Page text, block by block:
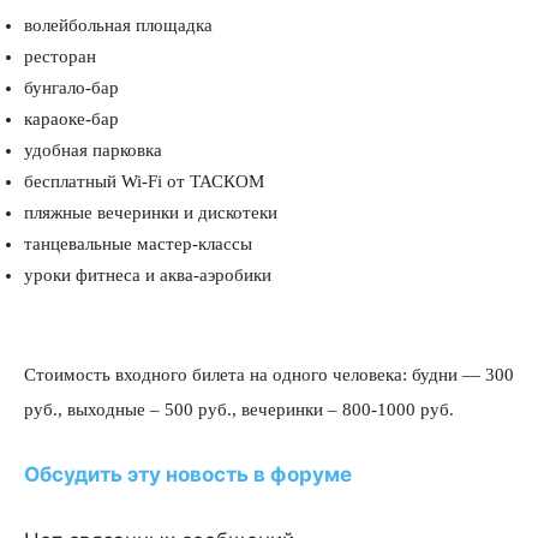
волейбольная площадка
ресторан
бунгало-бар
караоке-бар
удобная парковка
бесплатный Wi-Fi от ТАСКОМ
пляжные вечеринки и дискотеки
танцевальные мастер-классы
уроки фитнеса и аква-аэробики
Стоимость входного билета на одного человека: будни — 300
руб., выходные – 500 руб., вечеринки – 800-1000 руб.
Обсудить эту новость в форуме